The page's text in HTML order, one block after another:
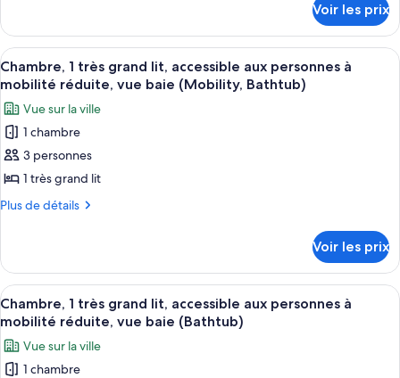
baignoire
1
très
grand
lit,
accessible
aux
personnes
à
mobilité
réduite,
(Hearing)
le
type
de
chambre
très
grand
lit,
accessible
personnes
vue
baie
(Hearing)
Voir les prix
Afficher
toutes
les
photos
pour
ce
type
de
1
très
grand
lit,
accessible
aux
Une chambre d’hôtel avec un
3
Chambre, 1 très grand lit, accessible aux personnes à
mobilité réduite, vue baie (Mobility, Bathtub)
Vue sur la ville
1 chambre
3 personnes
1 très grand lit
Plus de détails
Plus
le
type
de
chambre
très
Voir les prix
Afficher
toutes
les
photos
Une chambre d’hôtel avec un
3
Chambre, 1 très grand lit, accessible aux personnes à
mobilité réduite, vue baie (Bathtub)
Vue sur la ville
1 chambre